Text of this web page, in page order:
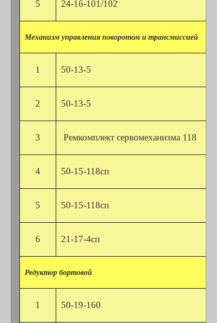
5 24-16-101/102
Механизм управления поворотом и трансмиссией
1 50-13-5
2 50-13-5
3 Ремкомплект сервомеханизма 118
4 50-15-118сп
5 50-15-118сп
6 21-17-4сп
Редуктор бортовой
1 50-19-160